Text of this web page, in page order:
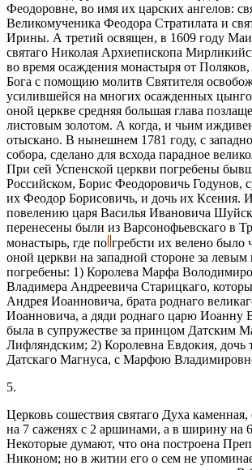
Феодоровне, во имя их царских ангелов:
Великомученика Феодора Стратилата и
Ирины. А третий освящен, в 1609 году
святаго Николая Архиепископа
во время осаждения монастыря от
Бога с помощию молитв Святителя
усилившейся на многих осажденных
оной церкве средняя большая глава
листовым золотом. А когда, и чьим
отыскано. В нынешнем 1781 году, с
собора, сделано для всхода парадное
При сей Успенской церкви погребены
Российском, Борис Феодоровичь Годунов,
их Феодор Борисовичь, и дочь их Ксения.
повелению царя Василья Ивановича
перенесены были из Варсонофьевскаго в
монастырь, где по гребсти их велено было
оной церкви на западной стороне за левым
погребены: 1) Королева Марфа
Владимера Андреевича Старицкаго,
Андрея Иоанновича, брата роднаго
Иоанновича, а дяди роднаго царю Иоанну
была в супружестве за принцом Датским
Лифляндским; 2) Королевна Евдокия, дочь
Датскаго Магнуса, с Марфою
5.
Церковь сошествия святаго Духа
на 7 саженях с 2 аршинами, а в ширину на
Некоторые думают, что она построена
Никоном; но в житии его о сем не